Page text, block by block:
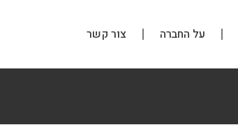
על החברה צור קשר